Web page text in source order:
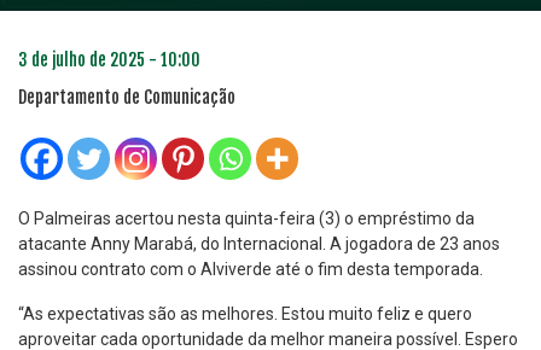
3 de julho de 2025 - 10:00
Departamento de Comunicação
O Palmeiras acertou nesta quinta-feira (3) o empréstimo da
atacante Anny Marabá, do Internacional. A jogadora de 23 anos
assinou contrato com o Alviverde até o fim desta temporada.
“As expectativas são as melhores. Estou muito feliz e quero
aproveitar cada oportunidade da melhor maneira possível. Espero